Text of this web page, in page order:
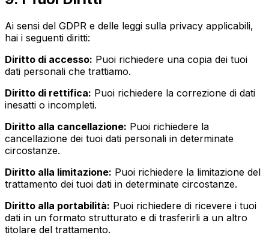
Ai sensi del GDPR e delle leggi sulla privacy applicabili,
hai i seguenti diritti:
Diritto di accesso: Puoi richiedere una copia dei tuoi
dati personali che trattiamo.
Diritto di rettifica: Puoi richiedere la correzione di dati
inesatti o incompleti.
Diritto alla cancellazione: Puoi richiedere la
cancellazione dei tuoi dati personali in determinate
circostanze.
Diritto alla limitazione: Puoi richiedere la limitazione del
trattamento dei tuoi dati in determinate circostanze.
Diritto alla portabilità: Puoi richiedere di ricevere i tuoi
dati in un formato strutturato e di trasferirli a un altro
titolare del trattamento.